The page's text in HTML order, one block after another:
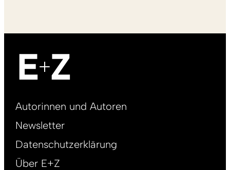
Footer
DE
Autorinnen und Autoren
Newsletter
Datenschutzerklärung
Über E+Z